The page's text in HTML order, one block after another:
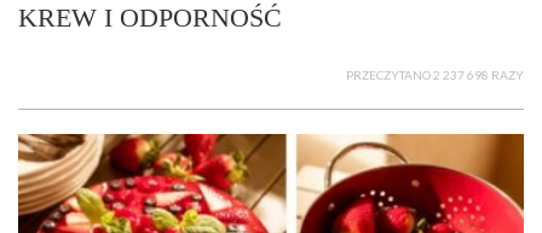
KREW I ODPORNOŚĆ
PRZECZYTANO 2 237 698 RAZY